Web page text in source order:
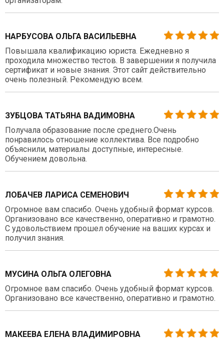
НАРБУСОВА ОЛЬГА ВАСИЛЬЕВНА
Повышала квалификацию юриста. Ежедневно я
проходила множество тестов. В завершении я получила
сертификат и новые знания. Этот сайт действительно
очень полезный. Рекомендую всем.
ЗУБЦОВА ТАТЬЯНА ВАДИМОВНА
Получала образование после среднего.Очень
понравилось отношение коллектива. Все подробно
объяснили, материалы доступные, интересные.
Обучением довольна.
ЛОБАЧЕВ ЛАРИСА СЕМЕНОВИЧ
Огромное вам спасибо. Очень удобный формат курсов.
Организовано все качественно, оперативно и грамотно.
С удовольствием прошел обучение на ваших курсах и
получил знания.
МУСИНА ОЛЬГА ОЛЕГОВНА
Огромное вам спасибо. Очень удобный формат курсов.
Организовано все качественно, оперативно и грамотно.
МАКЕЕВА ЕЛЕНА ВЛАДИМИРОВНА